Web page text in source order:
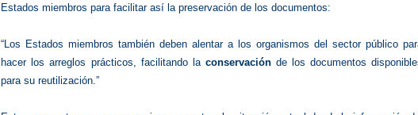
Estados miembros para facilitar así la preservación de los documentos:
“Los Estados miembros también deben alentar a los organismos del sector público
hacer los arreglos prácticos, facilitando la conservaciónde los documentos
para su reutilización.”